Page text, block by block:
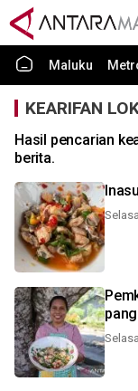
Maluku
KEARIFAN
Hasil pencarian
berita.